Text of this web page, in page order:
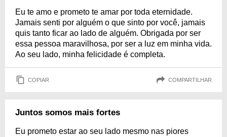
Eu te amo e prometo te amar por toda eternidade.
Jamais senti por alguém o que sinto por você, jamais
quis tanto ficar ao lado de alguém. Obrigada por ser
essa pessoa maravilhosa, por ser a luz em minha vida.
Ao seu lado, minha felicidade é completa.
COPIAR COMPARTILHAR
Juntos somos mais fortes
Eu prometo estar ao seu lado mesmo nas piores